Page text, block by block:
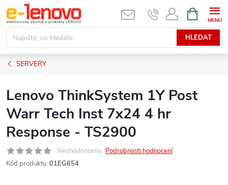
Přejít
na
obsah
HLEDAT
NÁKUPNÍ
KOŠÍK
SERVERY
Lenovo ThinkSystem 1Y Post
Warr Tech Inst 7x24 4 hr
Response - TS2900
Neohodnoceno Podrobnosti hodnocení
Kód produktu: 01EG654